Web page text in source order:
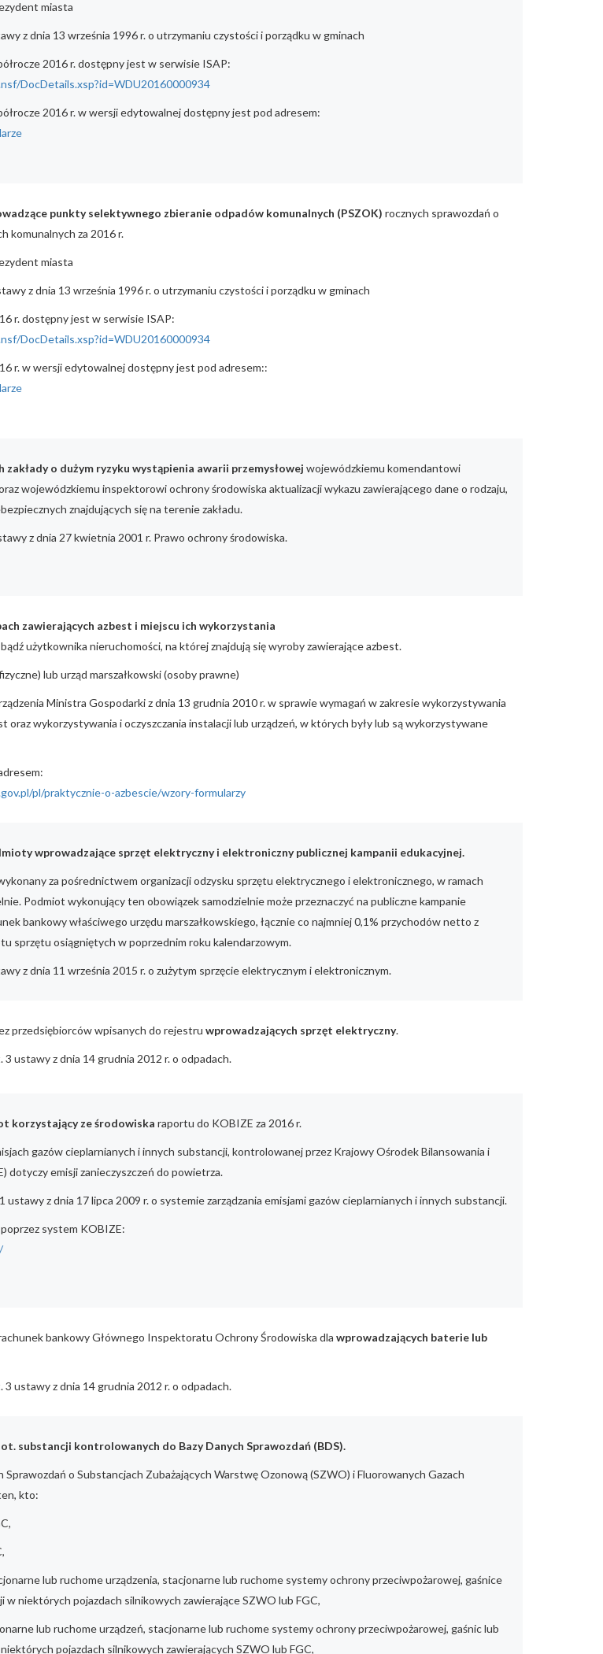
miasta
z dnia 13 września 1996 r. o utrzymaniu czystości i porządku w gminach
2016 r. dostępny jest w serwisie ISAP:
DocDetails.xsp?id=WDU20160000934
2016 r. w wersji edytowalnej dostępny jest pod adresem:
punkty selektywnego zbieranie odpadów komunalnych (PSZOK) rocznych sprawozdań o
komunalnych za 2016 r.
miasta
z dnia 13 września 1996 r. o utrzymaniu czystości i porządku w gminach
r. dostępny jest w serwisie ISAP:
DocDetails.xsp?id=WDU20160000934
r. w wersji edytowalnej dostępny jest pod adresem::
zakłady o dużym ryzyku wystąpienia awarii przemysłowej wojewódzkiemu komendantowi
wojewódzkiemu inspektorowi ochrony środowiska aktualizacji wykazu zawierającego dane o rodzaju,
znajdujących się na terenie zakładu.
z dnia 27 kwietnia 2001 r. Prawo ochrony środowiska.
zawierających azbest i miejscu ich wykorzystania
użytkownika nieruchomości, na której znajdują się wyroby zawierające azbest.
lub urząd marszałkowski (osoby prawne)
Ministra Gospodarki z dnia 13 grudnia 2010 r. w sprawie wymagań w zakresie wykorzystywania
oraz wykorzystywania i oczyszczania instalacji lub urządzeń, w których były lub są wykorzystywane
pl/praktycznie-o-azbescie/wzory-formularzy
wprowadzające sprzęt elektryczny i elektroniczny publicznej kampanii edukacyjnej.
za pośrednictwem organizacji odzysku sprzętu elektrycznego i elektronicznego, w ramach
Podmiot wykonujący ten obowiązek samodzielnie może przeznaczyć na publiczne kampanie
bankowy właściwego urzędu marszałkowskiego, łącznie co najmniej 0,1% przychodów netto z
sprzętu osiągniętych w poprzednim roku kalendarzowym.
z dnia 11 września 2015 r. o zużytym sprzęcie elektrycznym i elektronicznym.
przedsiębiorców wpisanych do rejestru wprowadzających sprzęt elektryczny.
ustawy z dnia 14 grudnia 2012 r. o odpadach.
korzystający ze środowiska raportu do KOBIZE za 2016 r.
gazów cieplarnianych i innych substancji, kontrolowanej przez Krajowy Ośrodek Bilansowania i
dotyczy emisji zanieczyszczeń do powietrza.
ustawy z dnia 17 lipca 2009 r. o systemie zarządzania emisjami gazów cieplarnianych i innych substancji.
system KOBIZE:
bankowy Głównego Inspektoratu Ochrony Środowiska dla wprowadzających baterie lub
ustawy z dnia 14 grudnia 2012 r. o odpadach.
substancji kontrolowanych do Bazy Danych Sprawozdań (BDS).
Sprawozdań o Substancjach Zubażających Warstwę Ozonową (SZWO) i Fluorowanych Gazach
kto:
lub ruchome urządzenia, stacjonarne lub ruchome systemy ochrony przeciwpożarowej, gaśnice
w niektórych pojazdach silnikowych zawierające SZWO lub FGC,
lub ruchome urządzeń, stacjonarne lub ruchome systemy ochrony przeciwpożarowej, gaśnic lub
pojazdach silnikowych zawierających SZWO lub FGC,